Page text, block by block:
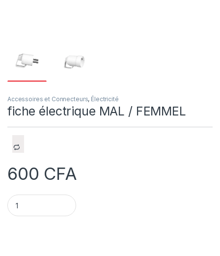
Accessoires et Connecteurs, Électricité
fiche électrique MAL / FEMMEL
600 CFA
fiche électrique MAL / FEMMEL quantity